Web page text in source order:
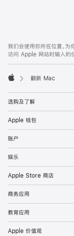
页
页
脚
注
我们会使用你所在位置，为
访问 Apple 网站时输入的
翻新 Mac
选购及了解
Apple 钱包
账户
娱乐
Apple Store 商店
商务应用
教育应用
Apple 价值观